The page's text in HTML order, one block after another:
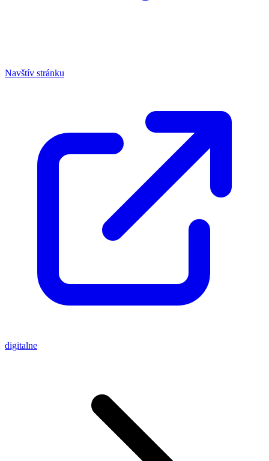
Navštív stránku
digitalne